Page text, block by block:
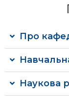
Про
Наукова